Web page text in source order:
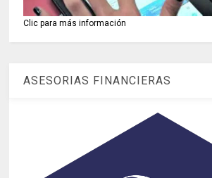
Clic para más información
ASESORIAS FINANCIERAS